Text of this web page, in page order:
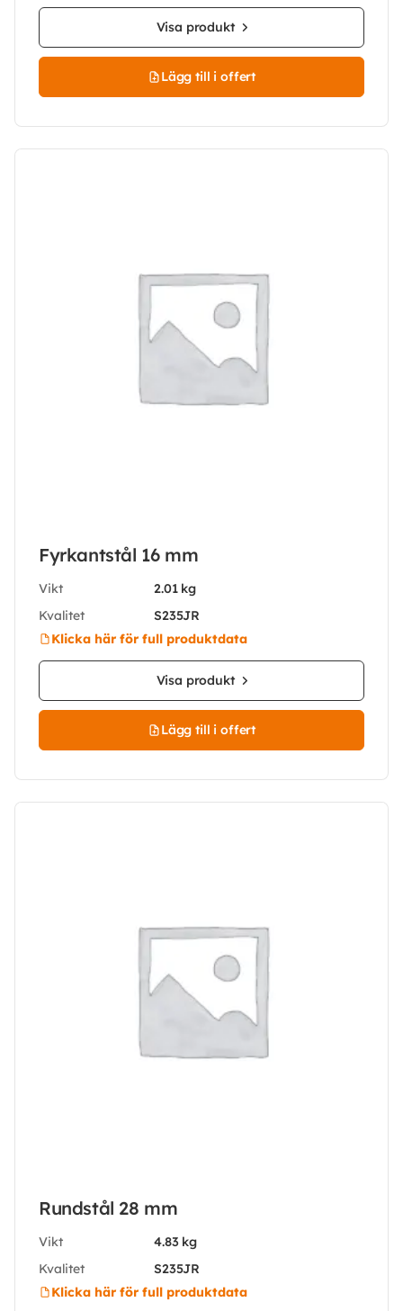
Visa produkt
Lägg till i offert
Fyrkantstål 16 mm
Vikt
2.01 kg
Kvalitet
S235JR
Klicka här för full produktdata
Visa produkt
Lägg till i offert
Rundstål 28 mm
Vikt
4.83 kg
Kvalitet
S235JR
Klicka här för full produktdata